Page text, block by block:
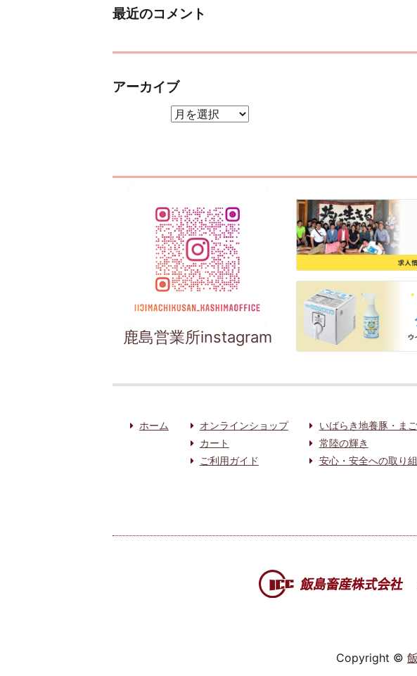
最近のコメント
アーカイブ
鹿島営業所instagram
ホーム
オンラインショップ
カート
ご利用ガイド
いばらき地養豚・ま
常陸の輝き
安心・安全への取り
Copyright ©